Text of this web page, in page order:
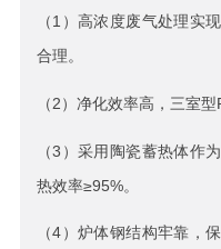
（1）高浓度废气处理实
合理。
（2）净化效率高，三室型
（3）采用陶瓷蓄热体作
热效率≥95%。
（4）炉体钢结构牢靠，